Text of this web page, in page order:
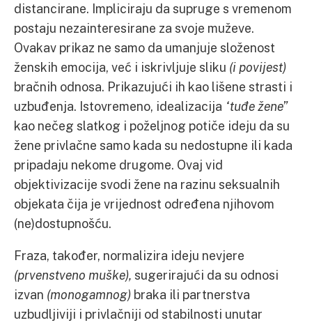
distancirane. Impliciraju da supruge s vremenom
postaju nezainteresirane za svoje muževe.
Ovakav prikaz ne samo da umanjuje složenost
ženskih emocija, već i iskrivljuje sliku (i povijest)
bračnih odnosa. Prikazujući ih kao lišene strasti i
uzbuđenja. Istovremeno, idealizacija “tuđe žene”
kao nečeg slatkog i poželjnog potiče ideju da su
žene privlačne samo kada su nedostupne ili kada
pripadaju nekome drugome. Ovaj vid
objektivizacije svodi žene na razinu seksualnih
objekata čija je vrijednost određena njihovom
(ne)dostupnošću.
Fraza, također, normalizira ideju nevjere
(prvenstveno muške), sugerirajući da su odnosi
izvan (monogamnog) braka ili partnerstva
uzbudljiviji i privlačniji od stabilnosti unutar